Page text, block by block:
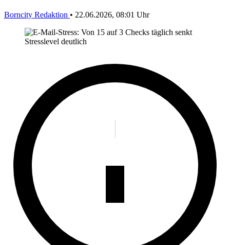
Borncity Redaktion • 22.06.2026, 08:01 Uhr